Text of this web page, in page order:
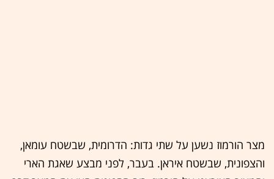
מצר הורמוז נשען על שתי גדות: הדרומית, שבשטח עומאן,
והצפונית, שבשטח איראן. בעבר, לפני מבצע שאגת הארי